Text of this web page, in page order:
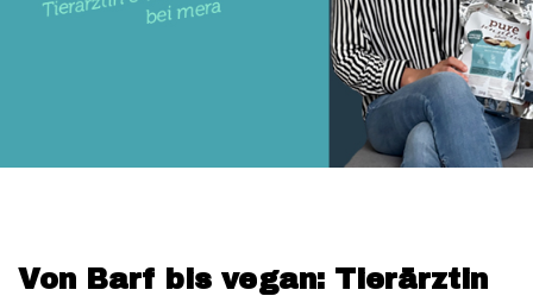
Von Barf bis vegan: Tierärztin